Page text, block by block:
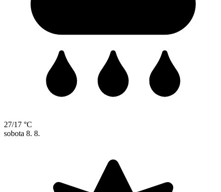
27/17 °C
sobota 8. 8.